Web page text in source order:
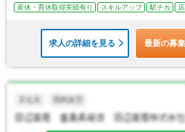
産休・育休取得実績有り
スキルアップ 駅チカ
求人の詳細を見る 最新の募